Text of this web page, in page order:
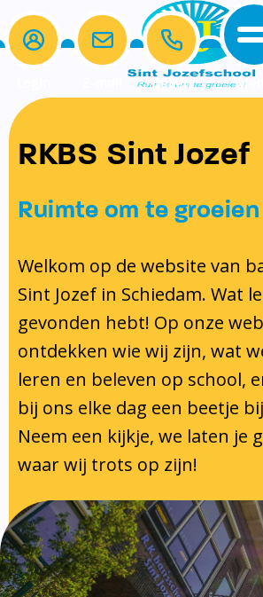
Home
De school
Schoolregels
Formulieren
Schoolgids en kalender
Kalender 2025-2026
Schooltijden
Ons Team
Gymrooster
Vakanties en Lesvrije
Klachtenregeling
Privacy regelement
Partners
Ouders
Ouders
Medezeggenschapsraad
Ouderbijdrage
Samen Leren
Lezen
Taal
Rekenen
Protocollen
Protocol omgang met
ouders
Pestprotocol
Gedragsprotocol
Luizenprotocol
Inspectie en leerplicht
Inschrijven en indelen
Tussenschoolse opvang
Voorschoolse- en
opvang
Contact
Bellen
RKBS Sint Jozef
Ruimte om te groeien
Welkom op de website van
Sint Jozef in Schiedam. Wat
gevonden hebt! Op onze
ontdekken wie wij zijn, wat
leren en beleven op school,
bij ons elke dag een beetje
Neem een kijkje, we laten je
waar wij trots op zijn!